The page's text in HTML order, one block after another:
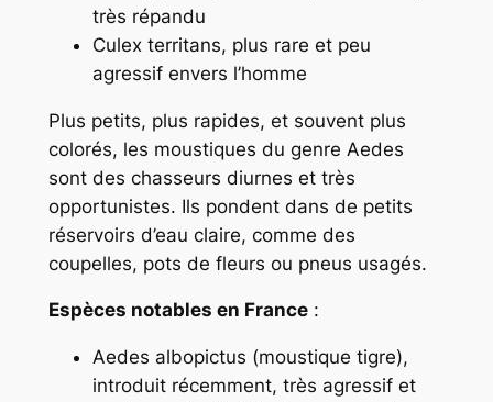
très répandu
Culex territans, plus rare et peu
agressif envers l’homme
Plus petits, plus rapides, et souvent plus
colorés, les moustiques du genre Aedes
sont des chasseurs diurnes et très
opportunistes. Ils pondent dans de petits
réservoirs d’eau claire, comme des
coupelles, pots de fleurs ou pneus usagés.
Espèces notables en France:
Aedes albopictus (moustique tigre),
introduit récemment, très agressif et